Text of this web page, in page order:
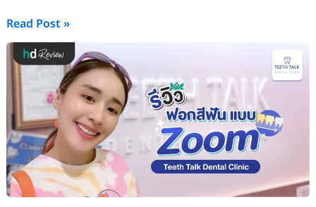
Read Post »
รีวิว
ฟอก
แบบ
Zoom
ที่
Teeth
Talk